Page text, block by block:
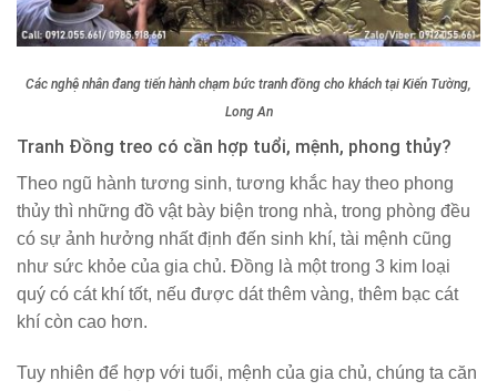
Các nghệ nhân đang tiến hành chạm bức tranh đồng cho khách tại Kiến Tường,
Long An
Tranh Đồng treo có cần hợp tuổi, mệnh, phong thủy?
Theo ngũ hành tương sinh, tương khắc hay theo phong
thủy thì những đồ vật bày biện trong nhà, trong phòng đều
có sự ảnh hưởng nhất định đến sinh khí, tài mệnh cũng
như sức khỏe của gia chủ. Đồng là một trong 3 kim loại
quý có cát khí tốt, nếu được dát thêm vàng, thêm bạc cát
khí còn cao hơn.
Tuy nhiên để hợp với tuổi, mệnh của gia chủ, chúng ta căn